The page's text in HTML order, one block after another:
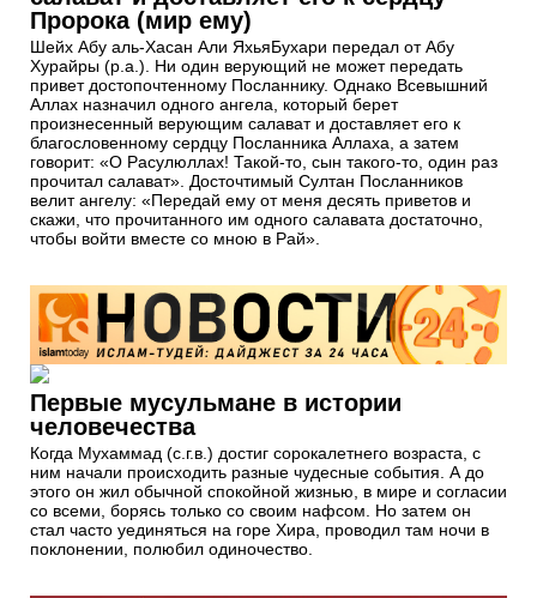
Пророка (мир ему)
Шейх Абу аль-Хасан Али ЯхьяБухари передал от Абу
Хурайры (р.а.). Ни один верующий не может передать
привет достопочтенному Посланнику. Однако Всевышний
Аллах назначил одного ангела, который берет
произнесенный верующим салават и доставляет его к
благословенному сердцу Посланника Аллаха, а затем
говорит: «О Расулюллах! Такой-то, сын такого-то, один раз
прочитал салават». Досточтимый Султан Посланников
велит ангелу: «Передай ему от меня десять приветов и
скажи, что прочитанного им одного салавата достаточно,
чтобы войти вместе со мною в Рай».
Первые мусульмане в истории
человечества
Когда Мухаммад (с.г.в.) достиг сорокалетнего возраста, с
ним начали происходить разные чудесные события. А до
этого он жил обычной спокойной жизнью, в мире и согласии
со всеми, борясь только со своим нафсом. Но затем он
стал часто уединяться на горе Хира, проводил там ночи в
поклонении, полюбил одиночество.